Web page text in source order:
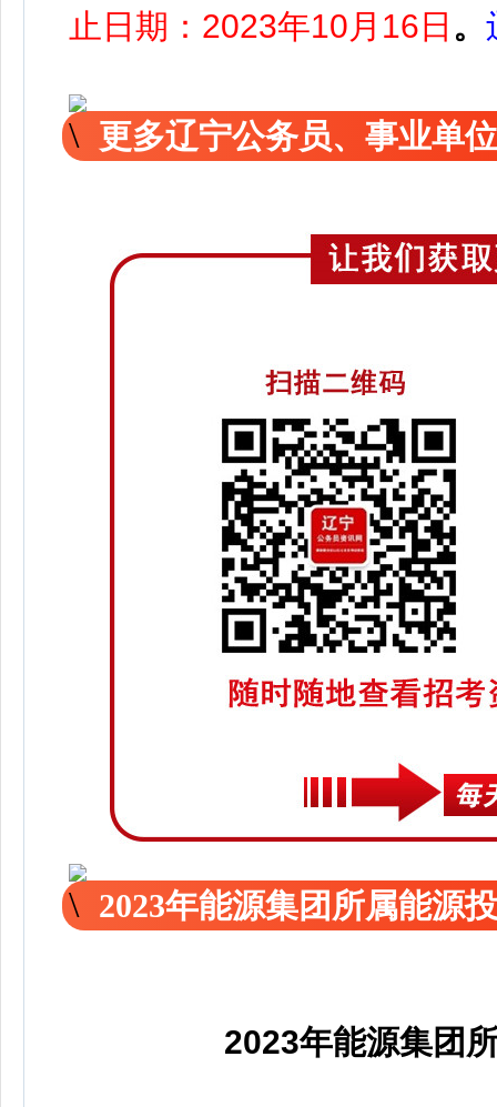
止日期：2023年10月16日 。
更多辽宁公务员、事业单
2023年能源集团所属能源
2023年能源集团